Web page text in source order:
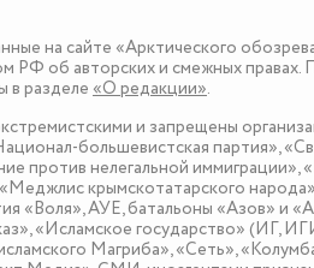
на сайте «Арктического
РФ об авторских и смежных правах.
в разделе«О редакции».
и запрещены
большевистская партия»,
против нелегальной
крымскотатарского
«Воля», АУЕ, батальоны «Азов» и
«Исламское государство» (ИГ,
Магриба», «Сеть»,